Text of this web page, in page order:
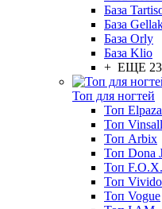
База
База
База Orly
База Klio
+ ЕЩЕ 23
Топ для ногтей
Топ Elpaza
Топ Vinsall
Топ Arbix
Топ Dona
Топ F.O.X.
Топ Vivido
Топ Vogue